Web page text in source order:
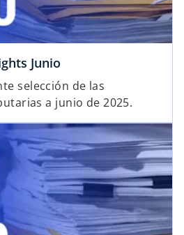
Junio
selección de las
a junio de 2025.